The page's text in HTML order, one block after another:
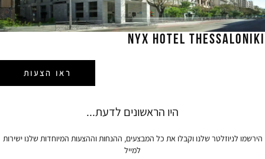
NYX HOTEL THESSALONIKI
ראו הצעות
הירשמו לניוזלטר שלנו וקבלו את כל המבצעים, ההנחות וההצעות המיוחדות שלנו ישירות
למייל